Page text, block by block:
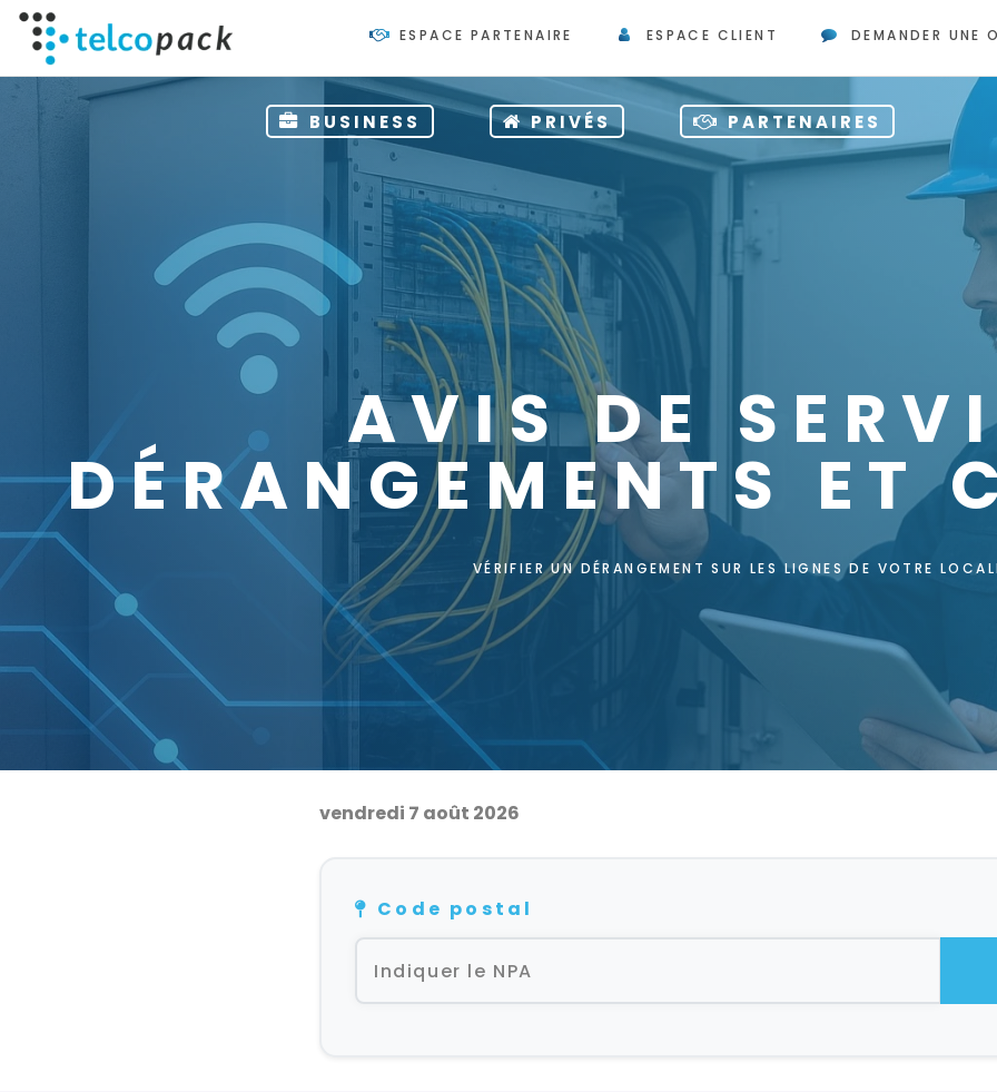
ESPACE PARTENAIRE ESPACE CLIENT DEMANDER UNE
BUSINESS PRIVÉS PARTENAIRES
AVIS DE
DÉRANGEMENTS ET
VÉRIFIER UN DÉRANGEMENT SUR LES LIGNES DE VOTRE
Accueil Avis de service, dérangements et coupures
vendredi 7 août 2026
Code postal